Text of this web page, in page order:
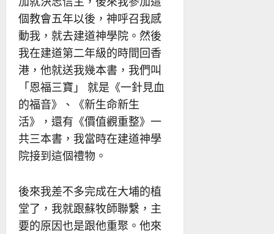
個教會五年以後，神呼召我感
動我，就去建道神學院。然後
我在建道第二年級的時間回香
港，他就送我幾本書，我們叫
「恩福三寶」 就是《一針見血
的福音》、《新生命新生
活》，還有《價值觀重整》一
共三本書，我當時在建道神學
院接到這個禮物。
後來我差不多完成在大埔的植
堂了，我就跟蘇牧師聯繫，主
要的原因也是跟他重聚。他來